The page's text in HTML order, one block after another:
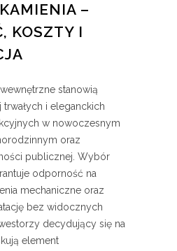
–
KOSZTY I
stanowią
i eleganckich
w nowoczesnym
oraz
publicznej. Wybór
odporność na
mechaniczne oraz
bez widocznych
decydujący się na
element